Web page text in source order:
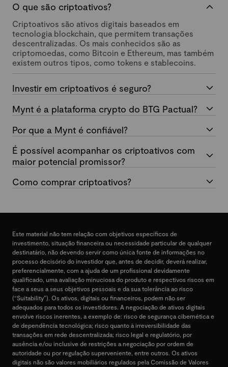
O que são criptoativos?
Criptoativos são ativos digitais baseados em
tecnologia blockchain, que permitem transações
descentralizadas. Os mais conhecidos são as
criptomoedas, como Bitcoin e Ethereum, mas também
existem outros tipos, como tokens e stablecoins.
Investir em criptoativos é seguro?
Mynt é a plataforma crypto do BTG Pactual?
Por que a Mynt é confiável?
É possível acompanhar os criptoativos com
maior potencial promissor?
Como comprar criptoativos?
Este material não tem relação com objetivos específicos de
investimento, situação financeira ou necessidade particular de qualquer
destinatário, não devendo servir como única fonte de informações no
processo decisório do investidor que, antes de decidir, deverá realizar,
preferencialmente, com a ajuda de um profissional devidamente
qualificado, uma avaliação minuciosa do produto e respectivos riscos em
face a seus a seus objetivos pessoais e da sua tolerância ao risco
(“Suitability”). Os ativos, digitais ou financeiros, podem não ser
adequados para todos os investidores. A negociação de ativos digitais
envolve riscos inerentes, a exemplo de: risco de segurança cibernética e
de dependência tecnológica; risco quanto à irreversibilidade das
transações em rede descentralizada; risco legal e regulatório, por
ausência e/ou inclusive de restrições a negociação por ordem de
autoridade ou por regulação superveniente, entre outros. Os ativos
digitais não são valores mobiliários regulados pela Comissão de Valores